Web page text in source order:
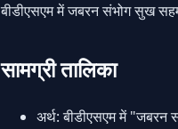
बीडीएसएम में जबरन संभोग सुख
सामग्री तालिका
अर्थ: बीडीएसएम में "जबरन